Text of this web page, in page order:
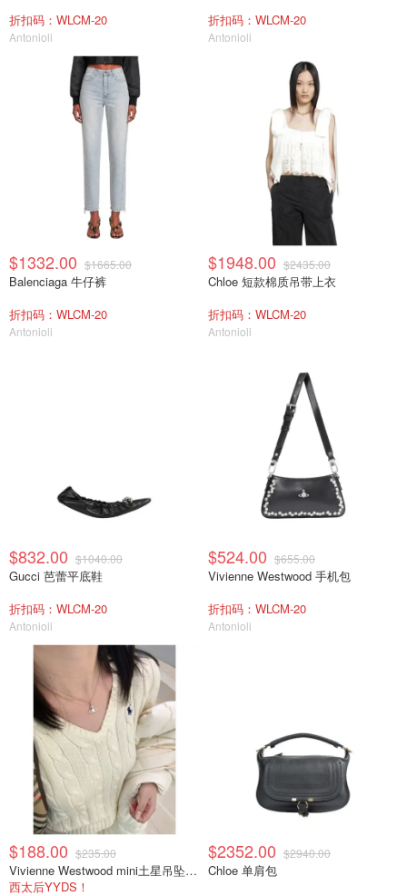
折扣码：WLCM-20
Antonioli
折扣码：WLCM-20
Antonioli
$1332.00 $1665.00
Balenciaga 牛仔裤
折扣码：WLCM-20
Antonioli
$1948.00 $2435.00
Chloe 短款棉质吊带上衣
折扣码：WLCM-20
Antonioli
$832.00 $1040.00
Gucci 芭蕾平底鞋
折扣码：WLCM-20
Antonioli
$524.00 $655.00
Vivienne Westwood 手机包
折扣码：WLCM-20
Antonioli
$188.00 $235.00
Vivienne Westwood mini土星吊坠项链
西太后YYDS！
$2352.00 $2940.00
Chloe 单肩包